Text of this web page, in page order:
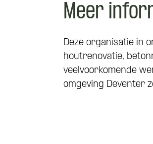
Meer
Deze organisatie in
houtrenovatie,
veelvoorkomende
omgeving Deventer